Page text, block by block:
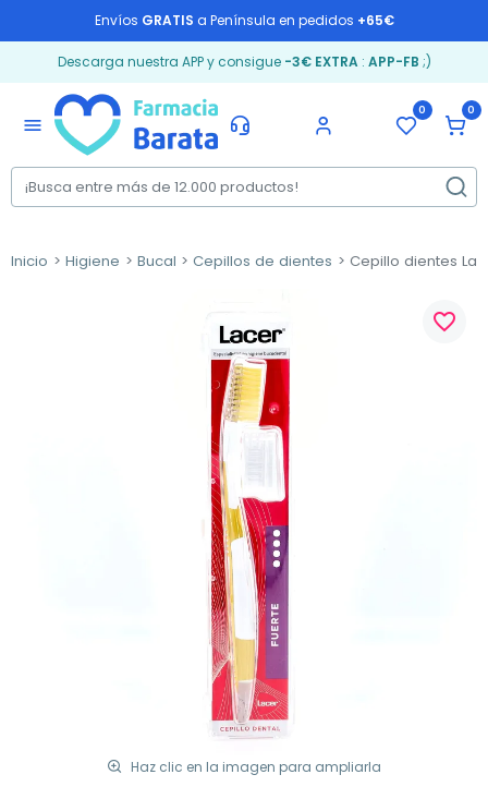
Envíos GRATIS a Península en pedidos +65€
Descarga nuestra APP y consigue -3€ EXTRA: APP-FB ;)
menu
0 0
Inicio Higiene Bucal Cepillos de dientes Cepillo dientes
Haz clic en la imagen para ampliarla
favorite_border